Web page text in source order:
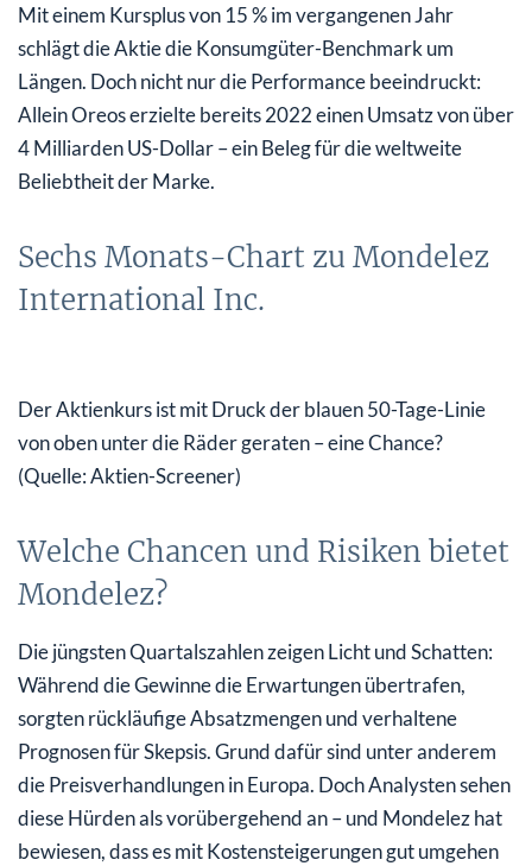
Mit einem Kursplus von 15 % im vergangenen Jahr
schlägt die Aktie die Konsumgüter-Benchmark um
Längen. Doch nicht nur die Performance beeindruckt:
Allein Oreos erzielte bereits 2022 einen Umsatz von über
4 Milliarden US-Dollar – ein Beleg für die weltweite
Beliebtheit der Marke.
Sechs Monats-Chart zu Mondelez
International Inc.
Der Aktienkurs ist mit Druck der blauen 50-Tage-Linie
von oben unter die Räder geraten – eine Chance?
(Quelle: Aktien-Screener)
Welche Chancen und Risiken bietet
Mondelez?
Die jüngsten Quartalszahlen zeigen Licht und Schatten:
Während die Gewinne die Erwartungen übertrafen,
sorgten rückläufige Absatzmengen und verhaltene
Prognosen für Skepsis. Grund dafür sind unter anderem
die Preisverhandlungen in Europa. Doch Analysten sehen
diese Hürden als vorübergehend an – und Mondelez hat
bewiesen, dass es mit Kostensteigerungen gut umgehen